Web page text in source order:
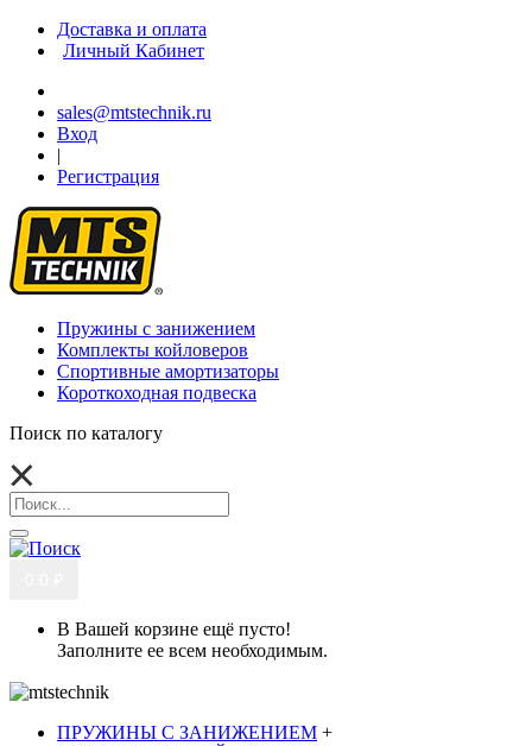
Доставка и оплата
Личный Кабинет
sales@mtstechnik.ru
Вход
|
Регистрация
Пружины с занижением
Комплекты койловеров
Спортивные амортизаторы
Короткоходная подвеска
Поиск по каталогу
В Вашей корзине ещё пусто!
Заполните ее всем необходимым.
ПРУЖИНЫ С ЗАНИЖЕНИЕМ +